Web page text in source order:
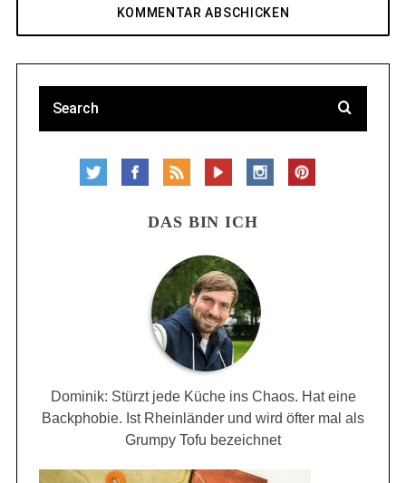
DAS BIN ICH
Dominik: Stürzt jede Küche ins Chaos. Hat eine
Backphobie. Ist Rheinländer und wird öfter mal als
Grumpy Tofu bezeichnet